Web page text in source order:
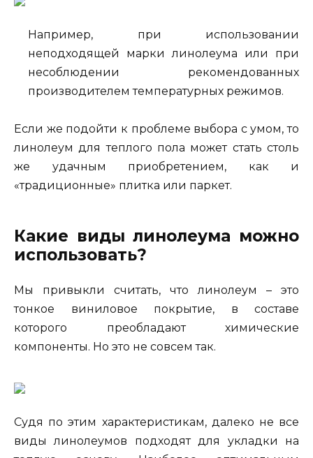
Например, при использовании
неподходящей марки линолеума или при
несоблюдении рекомендованных
производителем температурных режимов.
Если же подойти к проблеме выбора с умом, то
линолеум для теплого пола может стать столь
же удачным приобретением, как и
«традиционные» плитка или паркет.
Какие виды линолеума можно
использовать?
Мы привыкли считать, что линолеум – это
тонкое виниловое покрытие, в составе
которого преобладают химические
компоненты. Но это не совсем так.
Судя по этим характеристикам, далеко не все
виды линолеумов подходят для укладки на